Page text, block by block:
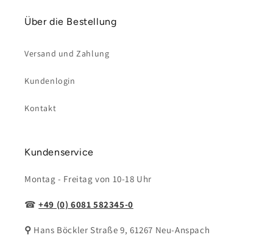
Über die Bestellung
Versand und Zahlung
Kundenlogin
Kontakt
Kundenservice
Montag - Freitag von 10-18 Uhr
☎+49 (0) 6081 582345-0
⚲ Hans Böckler Straße 9, 61267 Neu-Anspach